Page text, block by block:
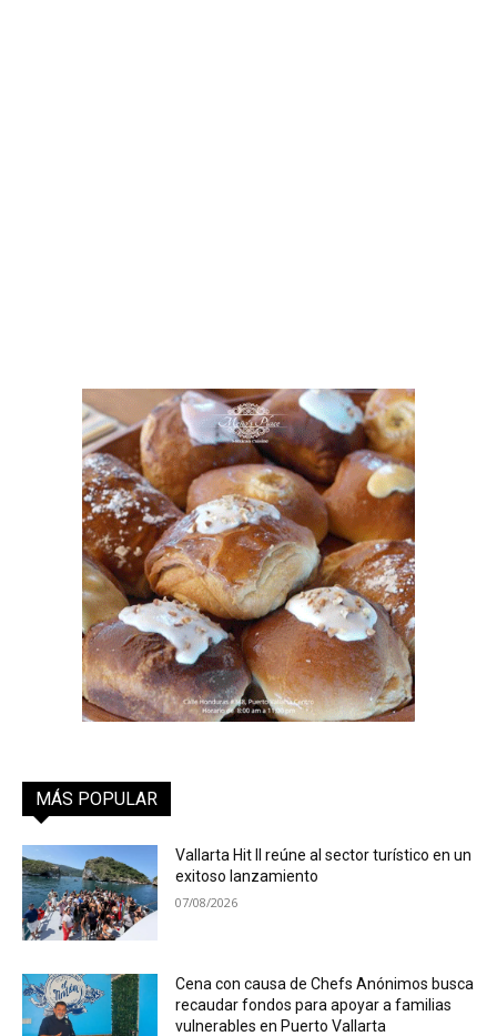
MÁS POPULAR
Vallarta Hit II reúne al sector turístico en un
exitoso lanzamiento
07/08/2026
Cena con causa de Chefs Anónimos busca
recaudar fondos para apoyar a familias
vulnerables en Puerto Vallarta